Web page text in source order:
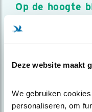
Deze website maakt
We gebruiken
personaliseren, om
Op de hoogte
Meld je aan en
over vogels en